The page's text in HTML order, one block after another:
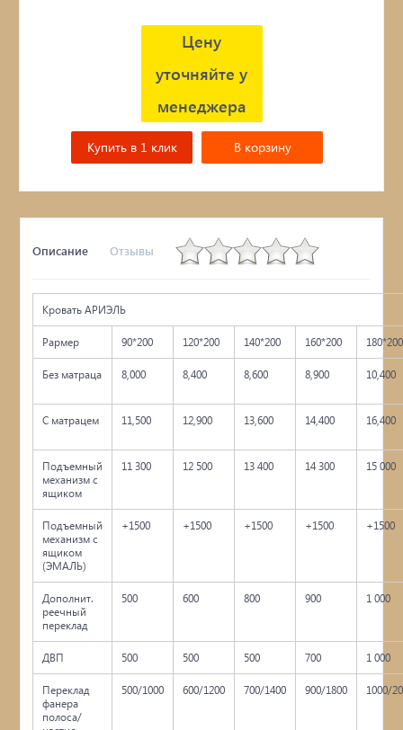
Цену
уточняйте у
менеджера
В корзину
Купить в 1 клик
Описание Отзывы
Кровать АРИЭЛЬ
Рармер 90*200 120*200 140*200 160*200 180*200
Без матраца 8,000 8,400 8,600 8,900 10,400
С матрацем 11,500 12,900 13,600 14,400 16,400
Подъемный
механизм с
ящиком
11 300 12 500 13 400 14 300 15 000
Подъемный
механизм с
ящиком
(ЭМАЛЬ)
+1500 +1500 +1500 +1500 +1500
Дополнит.
реечный
переклад
500 600 800 900 1 000
ДВП 500 500 500 700 1 000
Переклад
фанера
полоса/
500/1000 600/1200 700/1400 900/1800 1000/